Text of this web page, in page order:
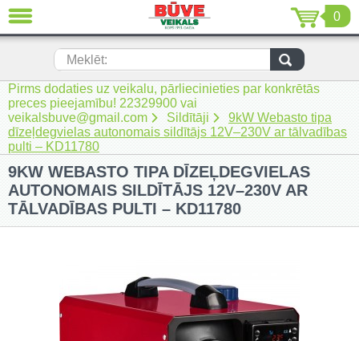
0
Meklēt:
Pirms dodaties uz veikalu, pārliecinieties par konkrētās
preces pieejamību! 22329900 vai
veikalsbuve@gmail.com
Sildītāji
9kW Webasto tipa
dīzeļdegvielas autonomais sildītājs 12V–230V ar tālvadības
pulti – KD11780
9KW WEBASTO TIPA DĪZEĻDEGVIELAS
AUTONOMAIS SILDĪTĀJS 12V–230V AR
TĀLVADĪBAS PULTI – KD11780
AIZVĒRT
Jaunumi (230)
Akumulatora instrumenti (205)
Akumulatoru lādētāji un piederumi
(116)
Auto ķīmija un piederumi kopšanai
(22)
Celtniecības tehnika (51)
Elektroinstrumenti (69)